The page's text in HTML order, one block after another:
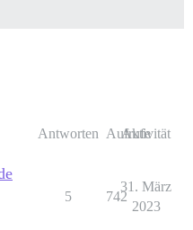
Antworten Aufrufe
Aktivität
5 742
31. März
2023